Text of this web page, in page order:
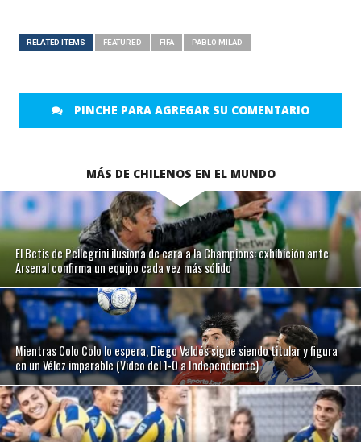
RELATED ITEMS FEATURED FIFA PABLO MILAD
PINCHE PARA AGREGAR SU COMENTARIO
MÁS DE CHILENOS EN EL MUNDO
El Betis de Pellegrini ilusiona de cara a la Champions: exhibición ante
Arsenal confirma un equipo cada vez más sólido
Mientras Colo Colo lo espera, Diego Valdés sigue siendo titular y figura
en un Vélez imparable (Video del 1-0 a Independiente)